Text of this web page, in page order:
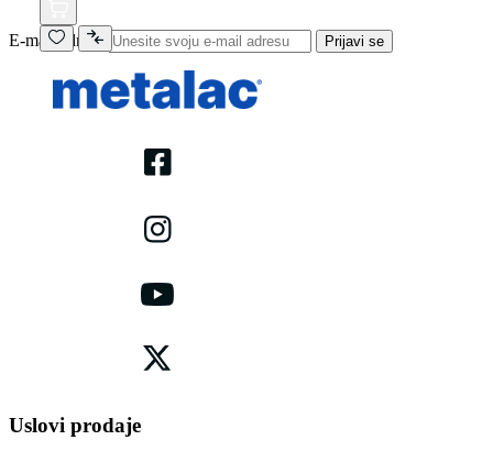
E-mail adresa Prijavi se
Uslovi prodaje